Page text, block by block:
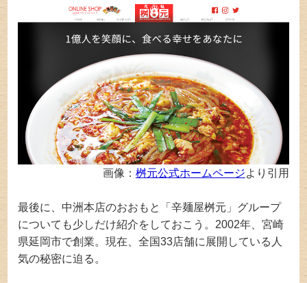
画像： 桝元公式ホームページより引用
最後に、中洲本店のおおもと「辛麺屋桝元」グループ
についても少しだけ紹介をしておこう。2002年、宮崎
県延岡市で創業。現在、全国33店舗に展開している人
気の秘密に迫る。